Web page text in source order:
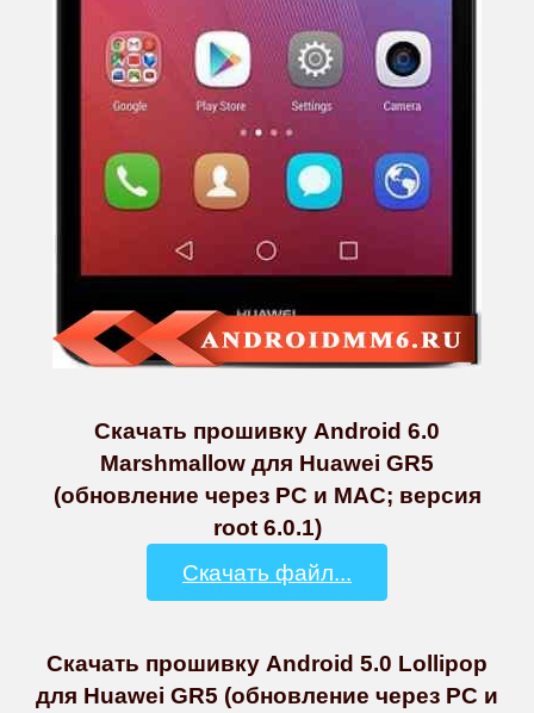
Скачать прошивку Android 6.0
Marshmallow для Huawei GR5
(обновление через PC и MAC; версия
root 6.0.1)
Скачать файл...
Скачать прошивку Android 5.0 Lollipop
для Huawei GR5 (обновление через PC и